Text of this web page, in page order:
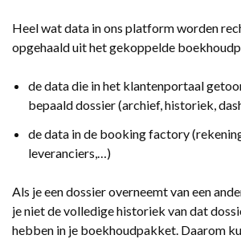
Heel wat data in ons platform worden
opgehaald uit het gekoppelde
de data die in het klantenportaal
bepaald dossier (archief, historiek,
de data in de booking factory
leveranciers,…)
Als je een dossier overneemt van een
je niet de volledige historiek van dat
hebben in je boekhoudpakket. Daarom